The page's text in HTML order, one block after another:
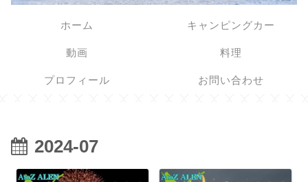
ホーム キャンピングカー
動画 料理
プロフィール お問い合わせ
2024-07